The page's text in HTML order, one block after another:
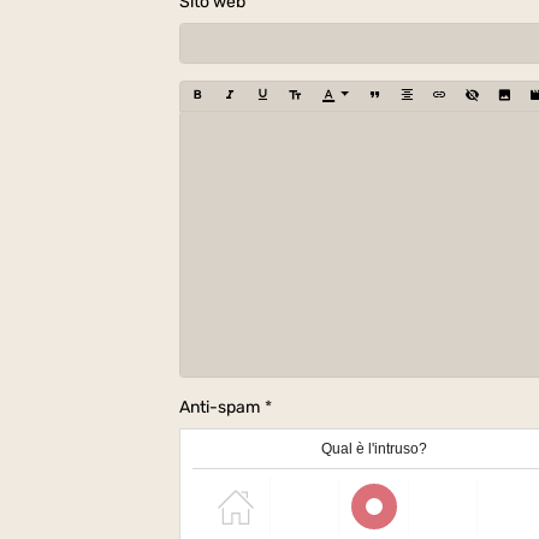
Anti-spam
Qual è l'intruso?